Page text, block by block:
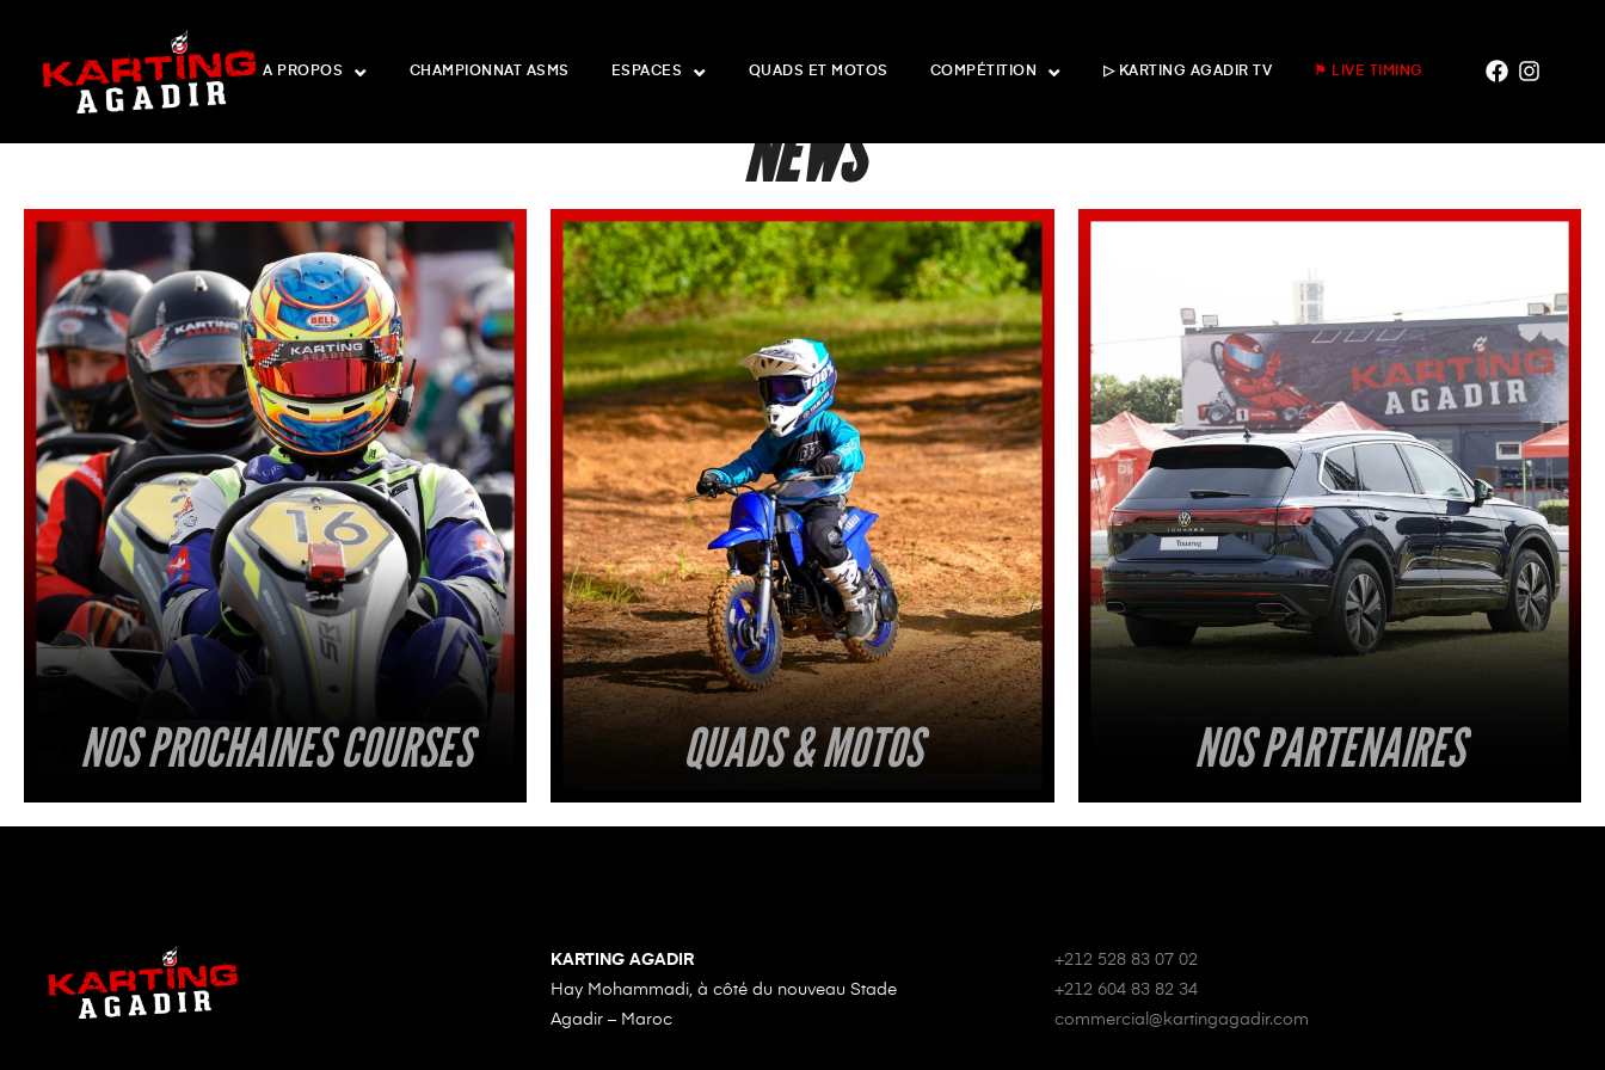
A PROPOS CHAMPIONNAT ASMS ESPACES QUADS ET MOTOS COMPÉTITION ▷ KARTING AGADIR TV ⚑ LIVE TIMING
NEWS
NOS PROCHAINES COURSES QUADS & MOTOS NOS PARTENAIRES
KARTING AGADIR
Hay Mohammadi, à côté du nouveau Stade
Agadir – Maroc
+212 528 83 07 02
+212 604 83 82 34
commercial@kartingagadir.com